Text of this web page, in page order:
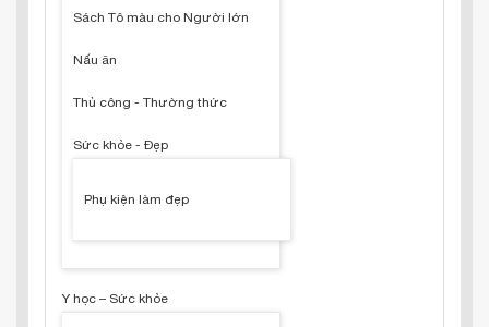
Sách Tô màu cho Người lớn
Nấu ăn
Thủ công - Thường thức
Sức khỏe - Đẹp
Phụ kiện làm đẹp
Y học – Sức khỏe